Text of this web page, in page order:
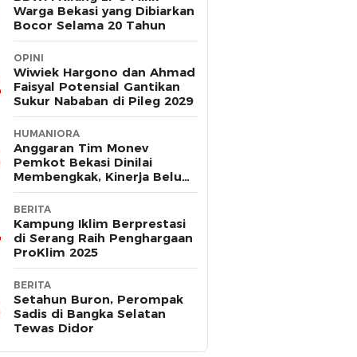
Warga Bekasi yang Dibiarkan
Bocor Selama 20 Tahun
OPINI
Wiwiek Hargono dan Ahmad
Faisyal Potensial Gantikan
Sukur Nababan di Pileg 2029
HUMANIORA
Anggaran Tim Monev
Pemkot Bekasi Dinilai
Membengkak, Kinerja Belum
Terbukti Efektif
BERITA
Kampung Iklim Berprestasi
di Serang Raih Penghargaan
ProKlim 2025
BERITA
Setahun Buron, Perompak
Sadis di Bangka Selatan
Tewas Didor